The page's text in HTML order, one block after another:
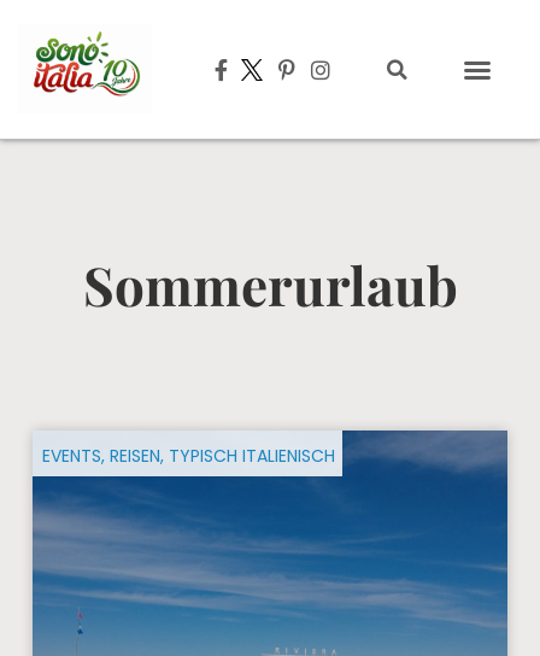
Sommerurlaub
EVENTS, REISEN, TYPISCH ITALIENISCH